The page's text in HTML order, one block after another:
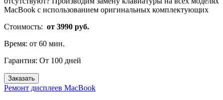
MacBook с использованием оригинальных комплектующих
Стоимость: от 3990 руб.
Время: от 60 мин.
Гарантия: От 100 дней
Заказать
Ремонт дисплеев MacBook